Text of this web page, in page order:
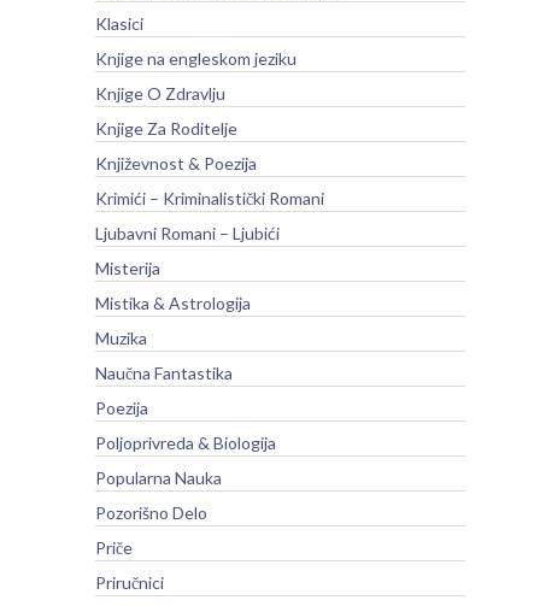
Klasici
Knjige na engleskom jeziku
Knjige O Zdravlju
Knjige Za Roditelje
Književnost & Poezija
Krimići – Kriminalistički Romani
Ljubavni Romani – Ljubići
Misterija
Mistika & Astrologija
Muzika
Naučna Fantastika
Poezija
Poljoprivreda & Biologija
Popularna Nauka
Pozorišno Delo
Priče
Priručnici